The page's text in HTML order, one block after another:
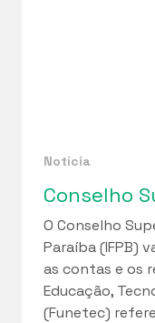
Notícia
O Conselho
Paraíba (IFPB)
as contas e os
Educação,
(Funetec)